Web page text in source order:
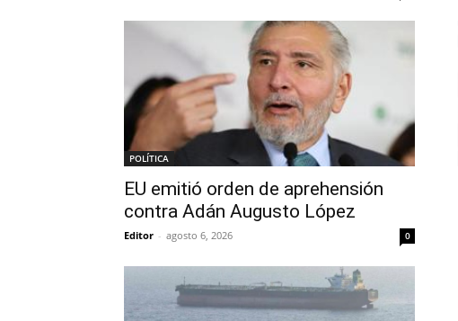
POLÍTICA
EU emitió orden de aprehensión
contra Adán Augusto López
Editor - agosto 6, 2026 0